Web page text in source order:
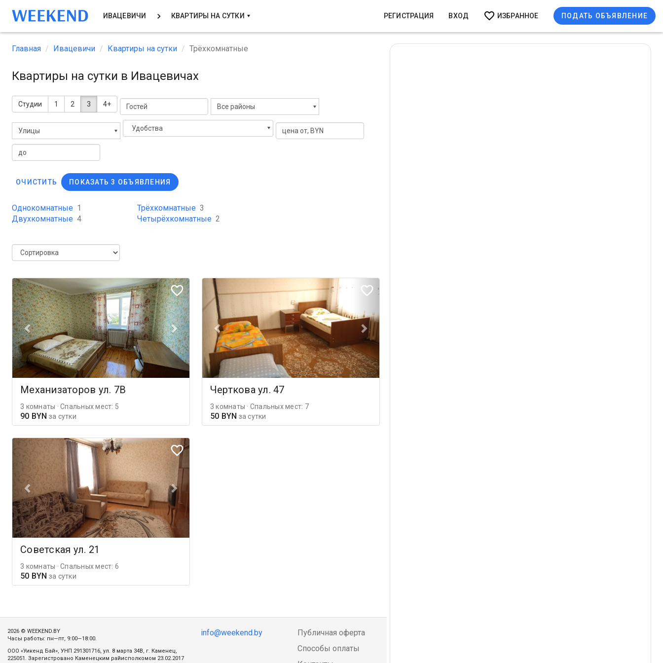
ИВАЦЕВИЧИ КВАРТИРЫ НА СУТКИ РЕГИСТРАЦИЯ ВХОД ИЗБРАННОЕ ПОДАТЬ ОБЪЯВЛЕНИЕ
Главная Ивацевичи Квартиры на сутки Трёхкомнатные
Квартиры на сутки в Ивацевичах
Студии 1 2 3 4+ Все районы
Улицы Удобства
ОЧИСТИТЬ ПОКАЗАТЬ 3 ОБЪЯВЛЕНИЯ
Однокомнатные 1
Двухкомнатные 4
Трёхкомнатные 3
Четырёхкомнатные 2
Механизаторов ул. 7В
3 комнаты · Спальных мест: 5
90 BYN за сутки
Черткова ул. 47
3 комнаты · Спальных мест: 7
50 BYN за сутки
Советская ул. 21
3 комнаты · Спальных мест: 6
50 BYN за сутки
2026 © WEEKEND.BY
Часы работы: пн—пт, 9:00—18:00.
ООО «Уикенд Бай», УНП 291301716, ул. 8 марта 34В, г. Каменец,
225051. Зарегистровано Каменецким райисполкомом 23.02.2017
info@weekend.by
Публичная оферта
Способы оплаты